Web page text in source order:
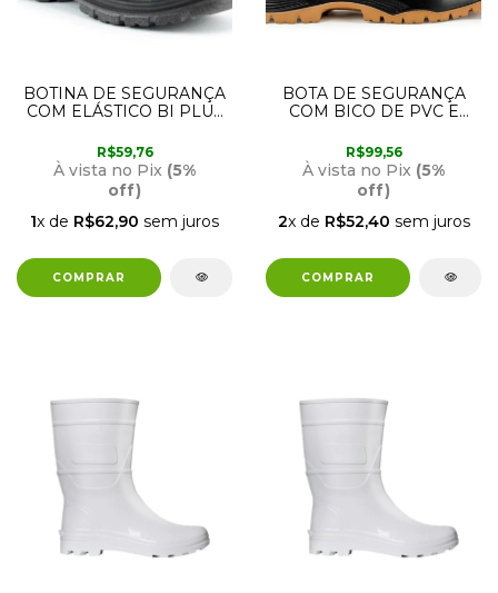
BOTINA DE SEGURANÇA
COM ELÁSTICO BI PLUS
CRIVAL
R$59,76
À vista no Pix (5%
off)
1x de R$62,90 sem juros
BOTA DE SEGURANÇA
COM BICO DE PVC E
CRIVAL
R$99,56
À vista no Pix (5%
off)
2x de R$52,40 sem juros